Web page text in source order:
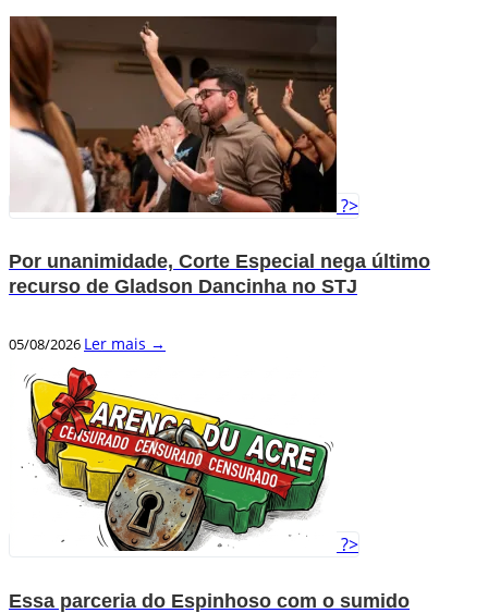
?>
Por unanimidade, Corte Especial nega último
recurso de Gladson Dancinha no STJ
05/08/2026 Ler mais →
?>
Essa parceria do Espinhoso com o sumido